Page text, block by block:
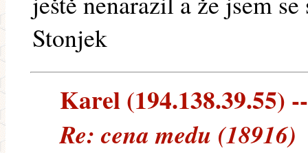
Stonjek
Karel (194.138.39.55)
Re: cena medu (18916)